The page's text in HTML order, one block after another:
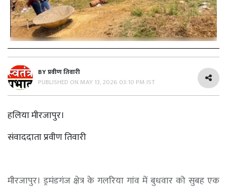
BYप्रवीण तिवारी
PUBLISHED ON MAY 13, 2026 03:10 PM IST
हलिया मीरजापुर।
संवाददाता प्रवीण तिवारी
मीरजापुर। ड्रमंडगंज क्षेत्र के गलरिया गांव में बुधवार को सुबह एक